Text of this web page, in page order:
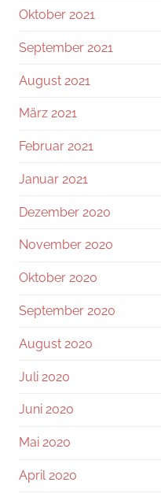
Oktober 2021
September 2021
August 2021
März 2021
Februar 2021
Januar 2021
Dezember 2020
November 2020
Oktober 2020
September 2020
August 2020
Juli 2020
Juni 2020
Mai 2020
April 2020